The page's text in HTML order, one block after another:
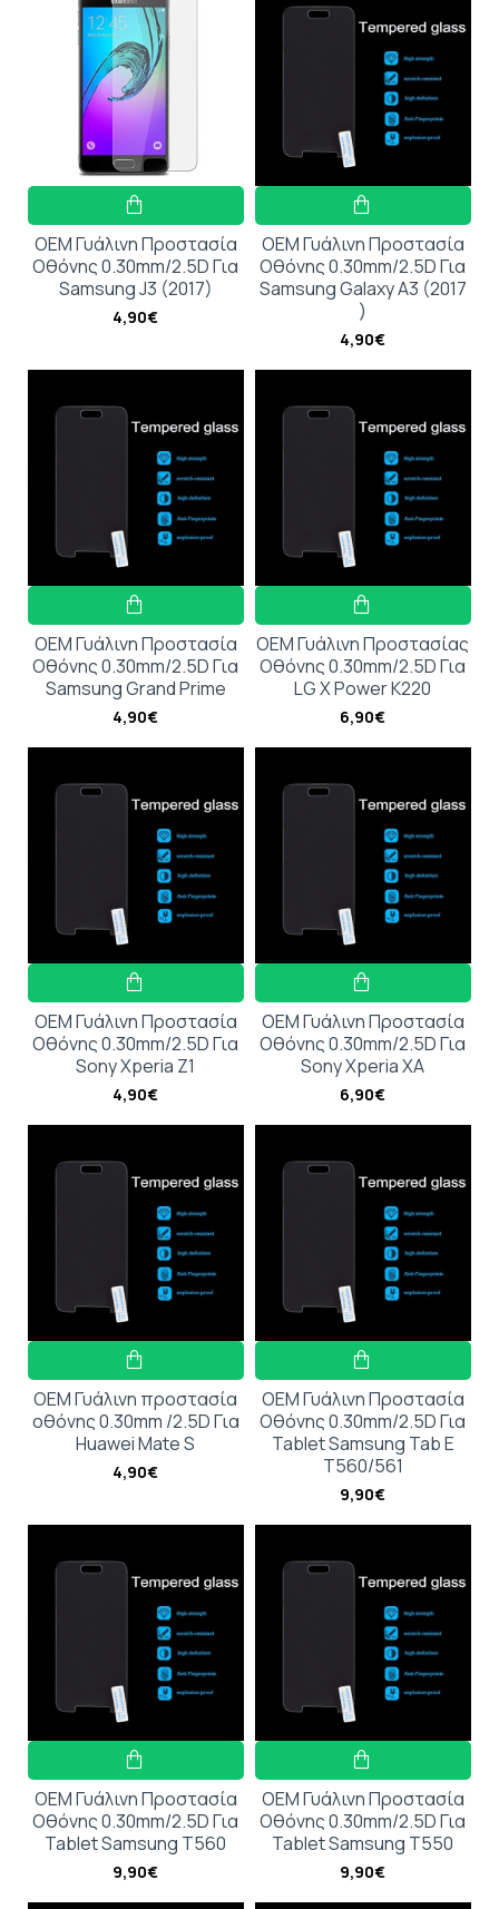
OEM Γυάλινη Προστασία
Οθόνης 0.30mm/2.5D Για
Samsung J3 (2017)
4,90€
OEM Γυάλινη Προστασία
Οθόνης 0.30mm/2.5D Για
Samsung Galaxy A3 (2017
)
4,90€
OEM Γυάλινη Προστασία
Οθόνης 0.30mm/2.5D Για
Samsung Grand Prime
4,90€
OEM Γυάλινη Προστασίας
Οθόνης 0.30mm/2.5D Για
LG X Power K220
6,90€
OEM Γυάλινη Προστασία
Οθόνης 0.30mm/2.5D Για
Sony Xperia Z1
4,90€
OEM Γυάλινη Προστασία
Οθόνης 0.30mm/2.5D Για
Sony Xperia XA
6,90€
OEM Γυάλινη προστασία
οθόνης 0.30mm /2.5D Για
Huawei Mate S
4,90€
OEM Γυάλινη Προστασία
Οθόνης 0.30mm/2.5D Για
Tablet Samsung Tab E
T560/561
9,90€
OEM Γυάλινη Προστασία
Οθόνης 0.30mm/2.5D Για
Tablet Samsung T560
9,90€
OEM Γυάλινη Προστασία
Οθόνης 0.30mm/2.5D Για
Tablet Samsung T550
9,90€